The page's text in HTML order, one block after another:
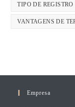
TIPO DE REGISTRO
VANTAGENS DE
Empresa